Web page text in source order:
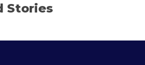
Stories